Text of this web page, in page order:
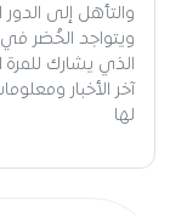
والتأهل إلى الدور
ويتواجد الخُضر في
الذي يشارك للمرة
آخر الأخبار
لها